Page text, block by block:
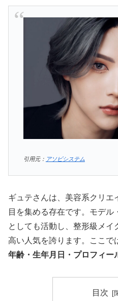
引用元： アソビシステム
ギュテさんは、美容系クリエ
目を集める存在です。モデル
としても活動し、整形級メ
高い人気を誇ります。ここで
年齢・生年月日・プロフィー
目次